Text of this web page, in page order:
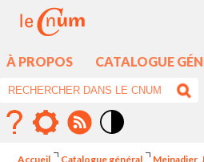
À PROPOS CATALOGUE
Accueil Catalogue général
Meinadier,